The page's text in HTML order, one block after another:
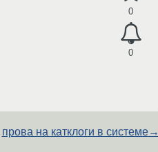
0
0
прова на катклоги в системе→